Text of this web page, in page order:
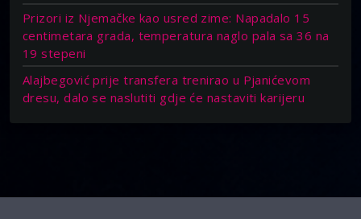
Prizori iz Njemačke kao usred zime: Napadalo 15
centimetara grada, temperatura naglo pala sa 36 na
19 stepeni
Alajbegović prije transfera trenirao u Pjanićevom
dresu, dalo se naslutiti gdje će nastaviti karijeru